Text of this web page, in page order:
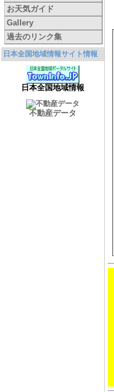
お天気ガイド
Gallery
過去のリンク集
日本全国地域情報サイト情報
日本全国地域情報
不動産データ